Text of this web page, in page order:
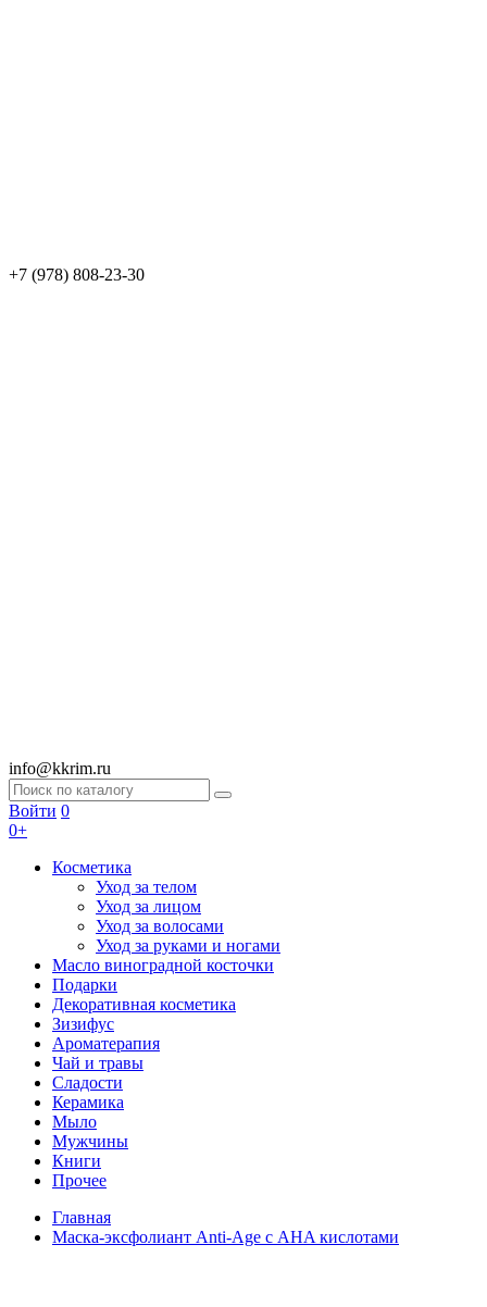
+7 (978) 808-23-30
info@kkrim.ru
Войти 0
0+
Косметика
Уход за телом
Уход за лицом
Уход за волосами
Уход за руками и ногами
Масло виноградной косточки
Подарки
Декоративная косметика
Зизифус
Ароматерапия
Чай и травы
Сладости
Керамика
Мыло
Мужчины
Книги
Прочее
Главная
Маска-эксфолиант Anti-Age с AHA кислотами